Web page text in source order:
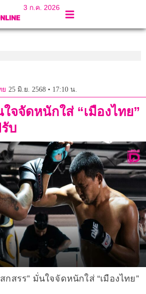
3 ก.ค. 2026
ย 25 มิ.ย. 2568 • 17:10 น.
ใจจัดหนักใส่ “เมืองไทย”
บ
กสรร” มั่นใจจัดหนักใส่ “เมืองไทย”